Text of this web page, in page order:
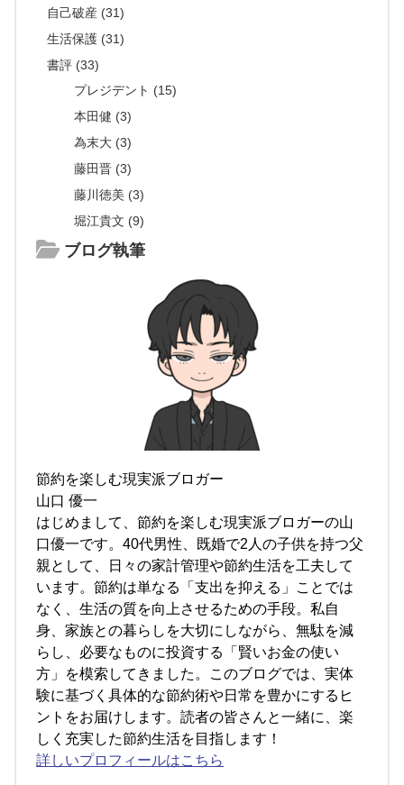
自己破産 (31)
生活保護 (31)
書評 (33)
プレジデント (15)
本田健 (3)
為末大 (3)
藤田晋 (3)
藤川徳美 (3)
堀江貴文 (9)
ブログ執筆
節約を楽しむ現実派ブロガー
山口 優一
はじめまして、節約を楽しむ現実派ブロガーの山
口優一です。40代男性、既婚で2人の子供を持つ父
親として、日々の家計管理や節約生活を工夫して
います。節約は単なる「支出を抑える」ことでは
なく、生活の質を向上させるための手段。私自
身、家族との暮らしを大切にしながら、無駄を減
らし、必要なものに投資する「賢いお金の使い
方」を模索してきました。このブログでは、実体
験に基づく具体的な節約術や日常を豊かにするヒ
ントをお届けします。読者の皆さんと一緒に、楽
しく充実した節約生活を目指します！
詳しいプロフィールはこちら